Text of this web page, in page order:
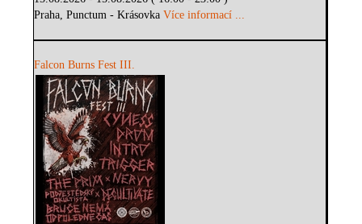
Praha, Punctum - KrásovkaVíce informací ...
Falcon Burns Fest III.